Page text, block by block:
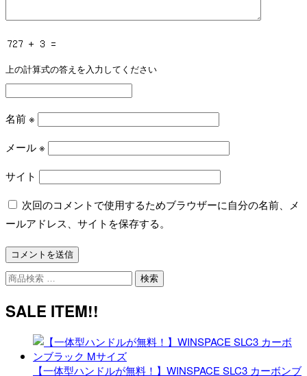
上の計算式の答えを入力してください
名前※
メール※
サイト
次回のコメントで使用するためブラウザーに自分の名前、メ
ールアドレス、サイトを保存する。
検
対
象:
検索
SALE ITEM!!
【一体型ハンドルが無料！】WINSPACE SLC3 カーボンブ